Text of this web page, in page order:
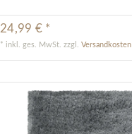
24,99 € *
* inkl. ges. MwSt. zzgl.Versandkosten